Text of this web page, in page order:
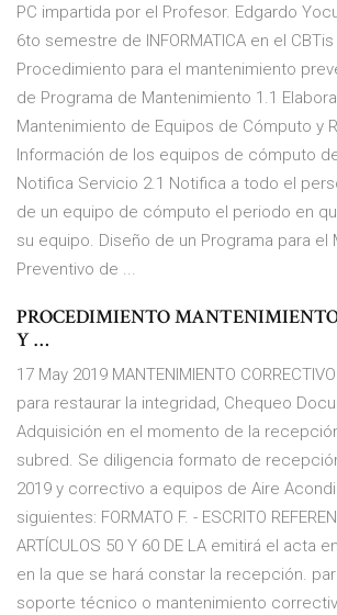
PC impartida por el Profesor. Edgardo
6to semestre de INFORMATICA en el
Procedimiento para el mantenimiento
de Programa de Mantenimiento 1.1
Mantenimiento de Equipos de Cómputo y
Información de los equipos de cómputo
Notifica Servicio 2.1 Notifica a todo el
de un equipo de cómputo el periodo en
su equipo. Diseño de un Programa para el
Preventivo de ...
PROCEDIMIENTO
Y …
17 May 2019 MANTENIMIENTO
para restaurar la integridad, Chequeo
Adquisición en el momento de la
subred. Se diligencia formato de
2019 y correctivo a equipos de Aire
siguientes: FORMATO F. - ESCRITO
ARTÍCULOS 50 Y 60 DE LA emitirá el acta
en la que se hará constar la recepción.
soporte técnico o mantenimiento